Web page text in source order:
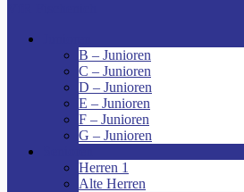
B – Junioren
C – Junioren
D – Junioren
E – Junioren
F – Junioren
G – Junioren
Herren 1
Alte Herren